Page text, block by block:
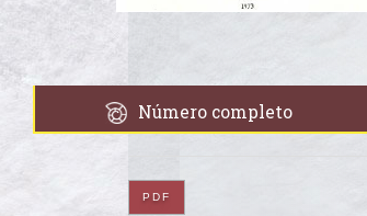
Número completo
PDF